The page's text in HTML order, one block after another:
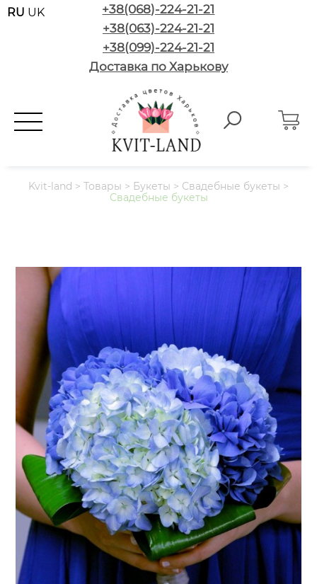
RU UK
+38(068)-224-21-21
+38(063)-224-21-21
+38(099)-224-21-21
Доставка по Харькову
Kvit-land > Товары > Букеты > Свадебные букеты >
Свадебные букеты